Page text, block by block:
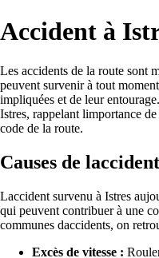
Accident à
Les accidents de la route sont
peuvent survenir à tout
impliquées et de leur
Istres, rappelant limportance
code de la route.
Causes de
Laccident survenu à Istres
qui peuvent contribuer à une
communes daccidents, on
Excès de vitesse :